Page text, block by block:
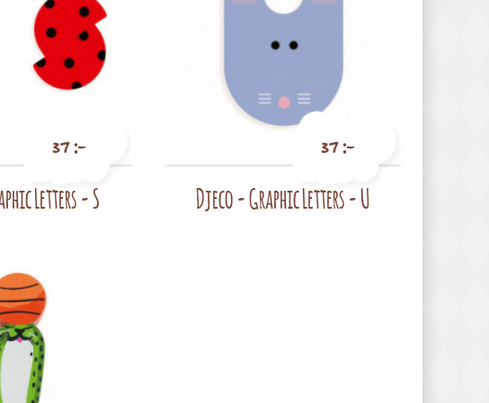
Pris
37 :-
Letters - S Pris
37 :-
Djeco - Graphic Letters - U